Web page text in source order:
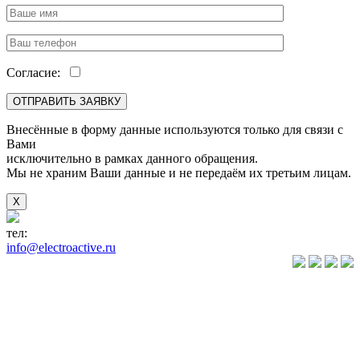
Согласие:
Внесённые в форму данные используются только для связи с
Вами
исключительно в рамках данного обращения.
Мы не храним Ваши данные и не передаём их третьим лицам.
X
тел:
info@electroactive.ru